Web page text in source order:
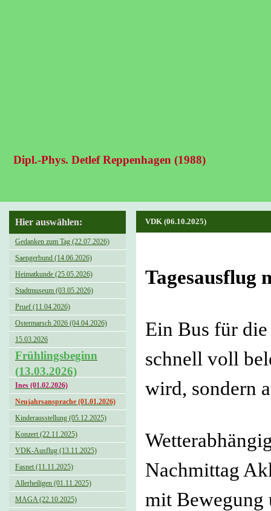
Dipl.-Phys. Detlef Reppenhagen (1988)
Hier auswählen:
Gedanken zum Tag (22.07.2026)
Saengerbund (14.06.2026)
Heimatkunde (25.05.2026)
Stadtmuseum (03.05.2026)
Pruef (11.04.2026)
Ostermarsch 2026 (04.04.2026)
15.03.2026
Frühlingsbeginn
(13.03.2026)
Ines (01.02.2026)
Neujahrsansprache (01.01.2026)
Kinderausstellung (05.12.2025)
Konzert (22.11.2025)
VDK-Ausflug (13.11.2025)
Fasnet (11.11.2025)
Allerheiligen (01.11.2025)
MAGA (22.10.2025)
VDK (06.10.2025)
Tagesausflug
Ein Bus für
schnell voll
wird, sondern
Nachmittag
mit Bewegung